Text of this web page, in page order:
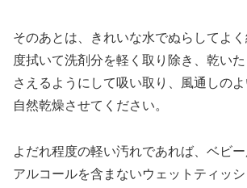
そのあとは、きれいな水でぬらしてよ
度拭いて洗剤分を軽く取り除き、乾い
さえるようにして吸い取り、風通しの
自然乾燥させてください。
よだれ程度の軽い汚れであれば、ベビ
アルコールを含まないウェットティッ